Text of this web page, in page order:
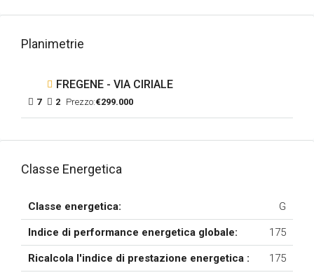
Planimetrie
FREGENE - VIA CIRIALE
7 2 Prezzo:€299.000
Classe Energetica
Classe energetica: G
Indice di performance energetica globale: 175
Ricalcola l'indice di prestazione energetica : 175